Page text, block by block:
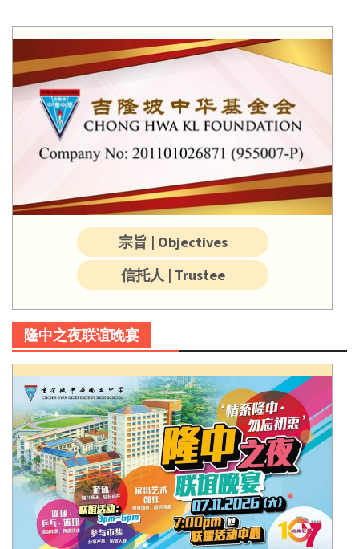
宗旨 | Objectives
信托人 | Trustee
隆中之夜联谊晚宴